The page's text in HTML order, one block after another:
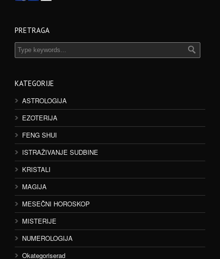
PRETRAGA
KATEGORIJE
ASTROLOGIJA
EZOTERIJA
FENG SHUI
ISTRAŽIVANJE SUDBINE
KRISTALI
MAGIJA
MESEČNI HOROSKOP
MISTERIJE
NUMEROLOGIJA
Okategoriserad